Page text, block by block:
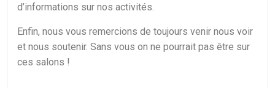
d’informations sur nos activités.
Enfin, nous vous remercions de toujours venir nous voir
et nous soutenir. Sans vous on ne pourrait pas être sur
ces salons !